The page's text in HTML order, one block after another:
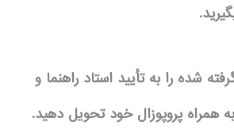
شده را به تأييد استاد راهنما و
همراه پروپوزال خود تحويل دهيد.